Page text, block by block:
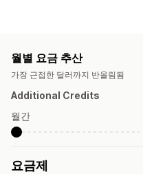
이형 상품
컬렉션 설명
번역
블로그 SEO
월별 요금 추산
가장 근접한 달러까지 반올림됨
Additional Credits
월간
요금제